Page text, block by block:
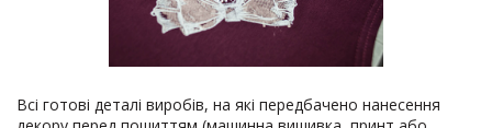
Всі готові деталі виробів, на які передбачено нанесення